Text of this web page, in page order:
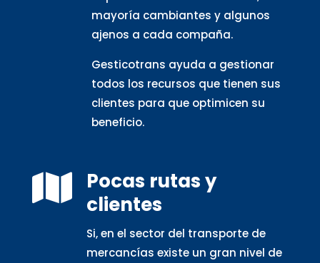
mayoría cambiantes y algunos
ajenos a cada compaña.
Gesticotrans ayuda a gestionar
todos los recursos que tienen sus
clientes para que optimicen su
beneficio.

Pocas rutas y
clientes
Si, en el sector del transporte de
mercancías existe un gran nivel de